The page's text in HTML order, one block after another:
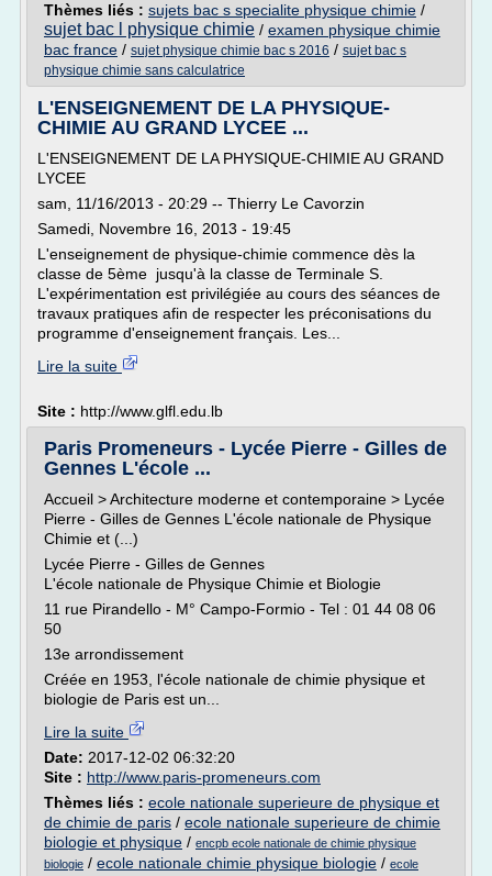
Thèmes liés : sujets bac s specialite physique chimie /
sujet bac l physique chimie / examen physique chimie
bac france / sujet physique chimie bac s 2016 / sujet bac s
physique chimie sans calculatrice
L'ENSEIGNEMENT DE LA PHYSIQUE-
CHIMIE AU GRAND LYCEE ...
L'ENSEIGNEMENT DE LA PHYSIQUE-CHIMIE AU GRAND
LYCEE
sam, 11/16/2013 - 20:29 -- Thierry Le Cavorzin
Samedi, Novembre 16, 2013 - 19:45
L'enseignement de physique-chimie commence dès la
classe de 5ème jusqu'à la classe de Terminale S.
L'expérimentation est privilégiée au cours des séances de
travaux pratiques afin de respecter les préconisations du
programme d'enseignement français. Les...
Lire la suite
Site : http://www.glfl.edu.lb
Paris Promeneurs - Lycée Pierre - Gilles de
Gennes L'école ...
Accueil > Architecture moderne et contemporaine > Lycée
Pierre - Gilles de Gennes L'école nationale de Physique
Chimie et (...)
Lycée Pierre - Gilles de Gennes
L'école nationale de Physique Chimie et Biologie
11 rue Pirandello - M° Campo-Formio - Tel : 01 44 08 06
50
13e arrondissement
Créée en 1953, l'école nationale de chimie physique et
biologie de Paris est un...
Lire la suite
Date: 2017-12-02 06:32:20
Site : http://www.paris-promeneurs.com
Thèmes liés : ecole nationale superieure de physique et
de chimie de paris / ecole nationale superieure de chimie
biologie et physique / encpb ecole nationale de chimie physique
biologie / ecole nationale chimie physique biologie / ecole